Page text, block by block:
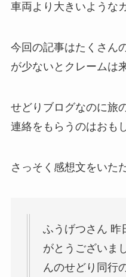
車両より大きいような
今回の記事はたくさん
が少ないとクレームは
せどりブログなのに旅
連絡をもらうのはおも
さっそく感想文をいた
ふうげつさん 昨
がとうございま
んのせどり同行